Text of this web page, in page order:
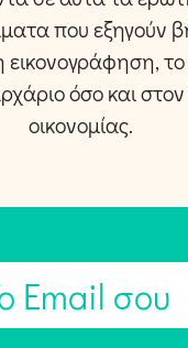
που εξηγούν
εικονογράφηση,
όσο και
οικονομίας.